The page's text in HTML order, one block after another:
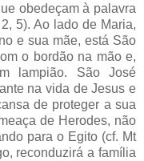
obedeçam à palavra
5). Ao lado de Maria,
e sua mãe, está São
o bordão na mão e,
lampião. São José
na vida de Jesus e
de proteger a sua
de Herodes, não
para o Egito (cf. Mt
reconduzirá a família